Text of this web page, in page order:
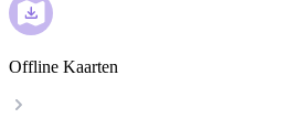
Offline Kaarten